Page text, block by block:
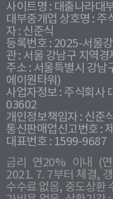
사이트명 : 대출나라대
대부중개업 상호명 : 주
자 : 신준식
등록번호 : 2025-서울
관 : 서울 강남구 지역
주소 : 서울특별시 강남
에이원타워)
사업자정보 : 주식회사
03602
개인정보책임자 : 신준
통신판매업신고번호 :
대표번호 : 1599-9687
금리 연20% 이내 (
2021. 7. 7부터 체결,
수수료 없음, 중도상환